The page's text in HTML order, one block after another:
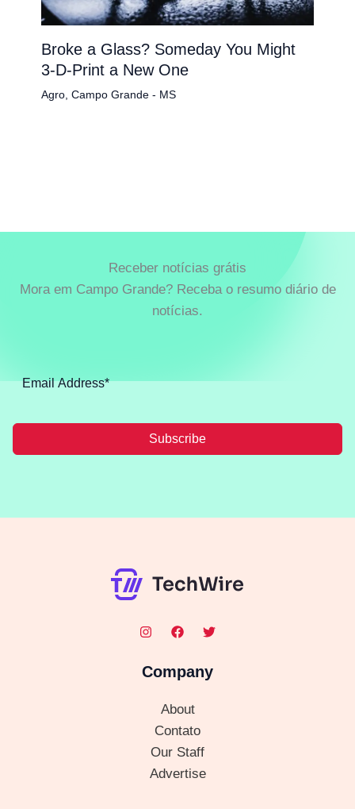
Broke a Glass? Someday You Might
3-D-Print a New One
Agro, Campo Grande - MS
Receber notícias grátis
Mora em Campo Grande? Receba o resumo diário de
notícias.
Subscribe
Company
About
Contato
Our Staff
Advertise